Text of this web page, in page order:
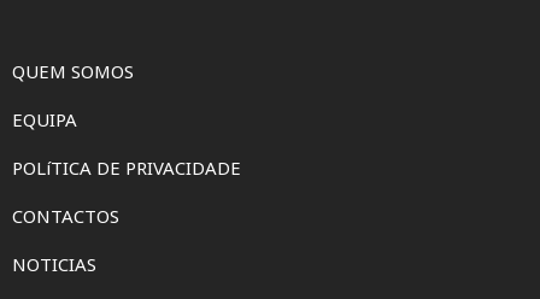
QUEM SOMOS
EQUIPA
POLíTICA DE PRIVACIDADE
CONTACTOS
NOTICIAS